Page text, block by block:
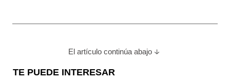
El artículo continúa abajo
TE PUEDE INTERESAR